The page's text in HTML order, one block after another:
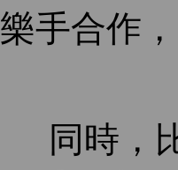
樂手合作，
同時，